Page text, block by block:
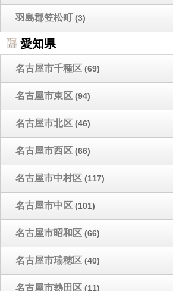
羽島郡笠松町 (3)
愛知県
名古屋市千種区 (69)
名古屋市東区 (94)
名古屋市北区 (46)
名古屋市西区 (66)
名古屋市中村区 (117)
名古屋市中区 (101)
名古屋市昭和区 (66)
名古屋市瑞穂区 (40)
名古屋市熱田区 (11)